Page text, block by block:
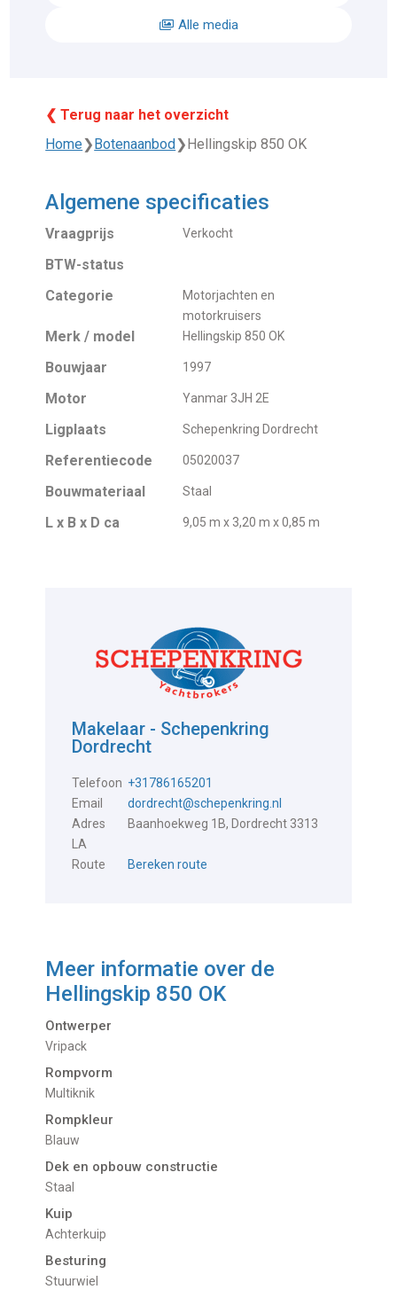
Alle media
❮ Terug naar het overzicht
Home❯ Botenaanbod ❯ Hellingskip 850 OK
Algemene specificaties
Vraagprijs Verkocht
BTW-status
Categorie
Motorjachten en
motorkruisers
Merk / model Hellingskip 850 OK
Bouwjaar 1997
Motor Yanmar 3JH 2E
Ligplaats Schepenkring Dordrecht
Referentiecode 05020037
Bouwmateriaal Staal
L x B x D ca 9,05 m x 3,20 m x 0,85 m
Makelaar - Schepenkring
Dordrecht
Telefoon +31786165201
Email
dordrecht@schepenkring.nl
Adres
Baanhoekweg 1B, Dordrecht 3313
LA
Route
Bereken route
Meer informatie over de
Hellingskip 850 OK
Ontwerper
Vripack
Rompvorm
Multiknik
Rompkleur
Blauw
Dek en opbouw constructie
Staal
Kuip
Achterkuip
Besturing
Stuurwiel